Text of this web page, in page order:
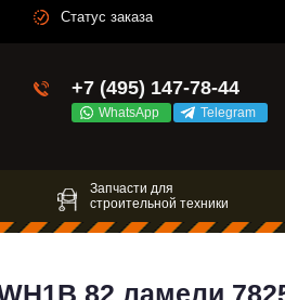
Статус заказа
+7 (495) 147-78-44
WhatsApp Telegram
Запчасти для
строительной техники
82 ламели